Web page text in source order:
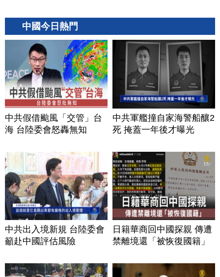
中國今日熱門
中共假借颱風「交管」台
海 台陸委會怒轟無知
中共軍艦撞自家海警船釀2
死 掩蓋一年後才曝光
中共出入境新規 台陸委會
籲赴中國評估風險
日籍華商回中國探親 傳遭
禁離境還「被恢復國籍」